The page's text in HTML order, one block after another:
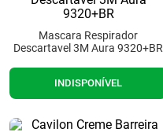
Mascara Respirador
Descartavel 3M Aura 9320+BR
INDISPONÍVEL
andadores
4
imobilizador joelho
5º
bota imobilizadora
6º
cadeira rodas agile
7º
meia antitrombo